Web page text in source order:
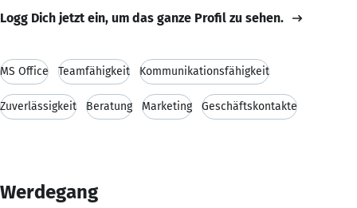
Logg Dich jetzt ein, um das ganze Profil zu sehen.
MS Office Teamfähigkeit Kommunikationsfähigkeit
Zuverlässigkeit Beratung Marketing Geschäftskontakte
Werdegang